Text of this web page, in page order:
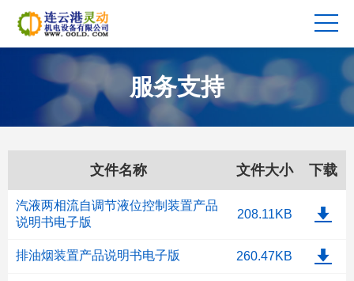
服务支持
文件名称 文件大小 下载
汽液两相流自调节液位控制装置产品
说明书电子版
208.11KB
排油烟装置产品说明书电子版 260.47KB